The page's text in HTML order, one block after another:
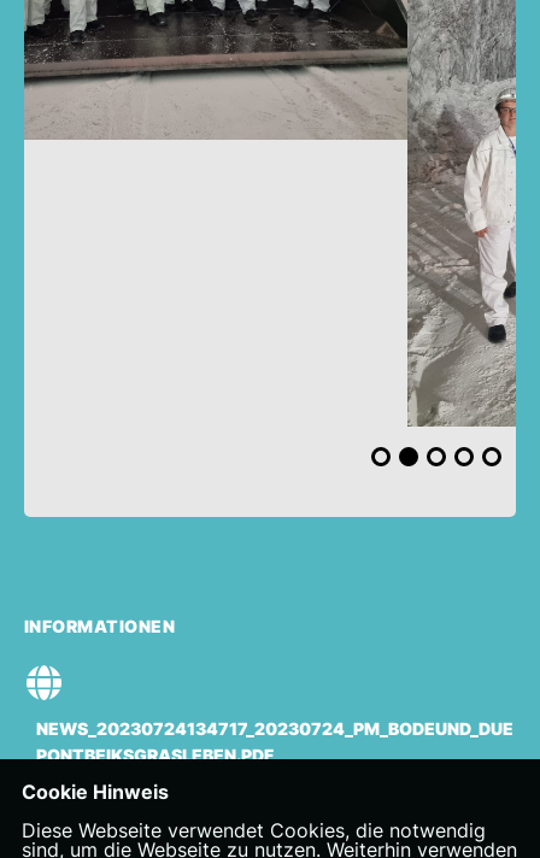
INFORMATIONEN
NEWS_20230724134717_20230724_PM_BODEUND_DUE
PONTBEIKSGRASLEBEN.PDF
Cookie Hinweis
Diese Webseite verwendet Cookies, die notwendig
sind, um die Webseite zu nutzen. Weiterhin verwenden